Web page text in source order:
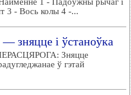
3 - Вось колы 4 -...
зняцце і ўстаноўка
Зняцце
ў гэтай